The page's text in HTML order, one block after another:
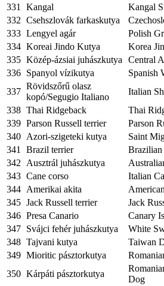
331
Kangal
Kangal
332 Csehszlovák farkaskutya
333 Lengyel agár
Polish
334 Koreai Jindo Kutya
Korea
335 Közép-ázsiai juhászkutya
Central
336 Spanyol vízikutya
Spanish
337
Rövidszőrű olasz
kopó/Segugio Italiano
Italian
338 Thai Ridgeback
Thai
339 Parson Russell terrier
Parson
340 Azori-szigeteki kutya
Saint
341
Brazil terrier
Brazilian
342
Ausztrál juhászkutya
343 Cane corso
Italian
344 Amerikai akita
345 Jack Russell terrier
Jack
346 Presa Canario
Canary
347 Svájci fehér juhászkutya
White
348 Tajvani kutya
Taiwan
349 Mioritic pásztorkutya
350 Kárpáti pásztorkutya
Dog